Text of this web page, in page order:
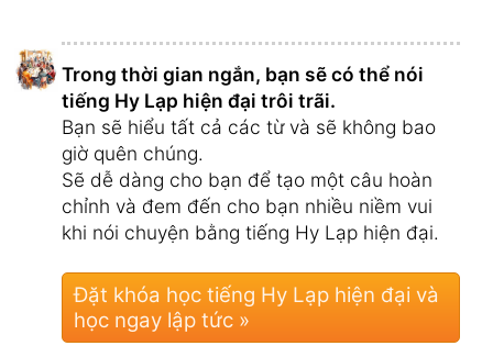
Trong thời gian ngắn, bạn sẽ có thể nói
tiếng Hy Lạp hiện đại trôi trãi.
Bạn sẽ hiểu tất cả các từ và sẽ không bao
giờ quên chúng.
Sẽ dễ dàng cho bạn để tạo một câu hoàn
chỉnh và đem đến cho bạn nhiều niềm vui
khi nói chuyện bằng tiếng Hy Lạp hiện đại.
Đặt khóa học tiếng Hy Lạp hiện đại và
học ngay lập tức »